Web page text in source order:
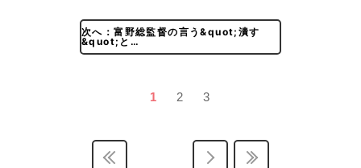
次へ：富野総監督の言う&quot;潰す
&quot;と…
1 2 3